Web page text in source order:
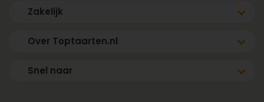
Zakelijk
Over Toptaarten.nl
Snel naar